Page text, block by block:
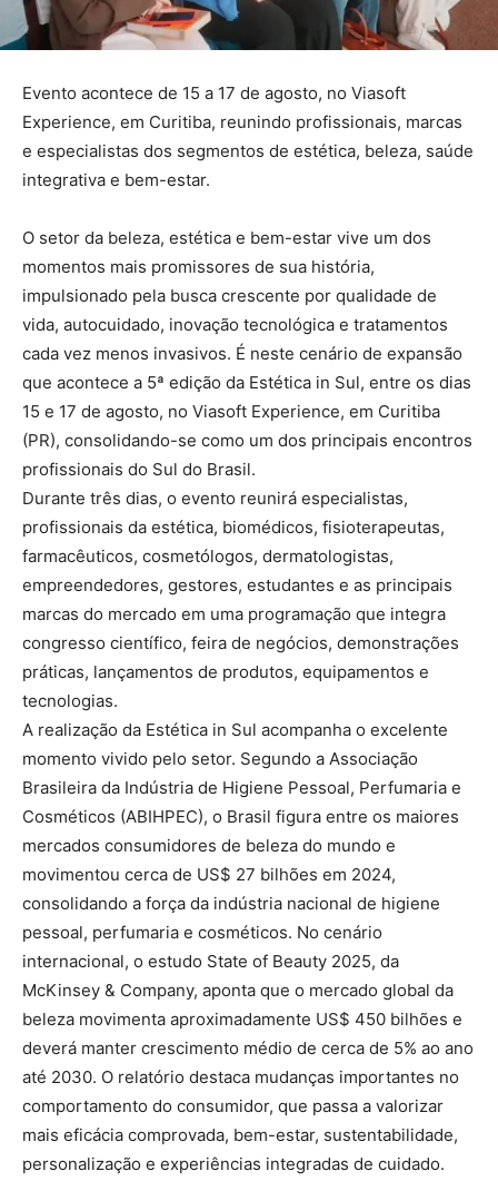
Evento acontece de 15 a 17 de agosto, no Viasoft
Experience, em Curitiba, reunindo profissionais, marcas
e especialistas dos segmentos de estética, beleza, saúde
integrativa e bem-estar.
O setor da beleza, estética e bem-estar vive um dos
momentos mais promissores de sua história,
impulsionado pela busca crescente por qualidade de
vida, autocuidado, inovação tecnológica e tratamentos
cada vez menos invasivos. É neste cenário de expansão
que acontece a 5ª edição da Estética in Sul, entre os dias
15 e 17 de agosto, no Viasoft Experience, em Curitiba
(PR), consolidando-se como um dos principais encontros
profissionais do Sul do Brasil.
Durante três dias, o evento reunirá especialistas,
profissionais da estética, biomédicos, fisioterapeutas,
farmacêuticos, cosmetólogos, dermatologistas,
empreendedores, gestores, estudantes e as principais
marcas do mercado em uma programação que integra
congresso científico, feira de negócios, demonstrações
práticas, lançamentos de produtos, equipamentos e
tecnologias.
A realização da Estética in Sul acompanha o excelente
momento vivido pelo setor. Segundo a Associação
Brasileira da Indústria de Higiene Pessoal, Perfumaria e
Cosméticos (ABIHPEC), o Brasil figura entre os maiores
mercados consumidores de beleza do mundo e
movimentou cerca de US$ 27 bilhões em 2024,
consolidando a força da indústria nacional de higiene
pessoal, perfumaria e cosméticos. No cenário
internacional, o estudo State of Beauty 2025, da
McKinsey & Company, aponta que o mercado global da
beleza movimenta aproximadamente US$ 450 bilhões e
deverá manter crescimento médio de cerca de 5% ao ano
até 2030. O relatório destaca mudanças importantes no
comportamento do consumidor, que passa a valorizar
mais eficácia comprovada, bem-estar, sustentabilidade,
personalização e experiências integradas de cuidado.